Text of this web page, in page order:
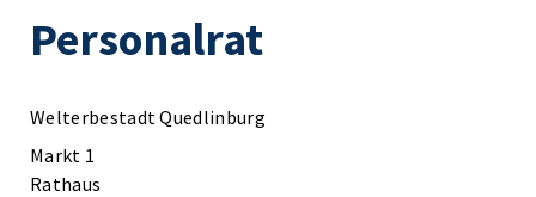
Personalrat
Welterbestadt Quedlinburg
Markt 1
Rathaus